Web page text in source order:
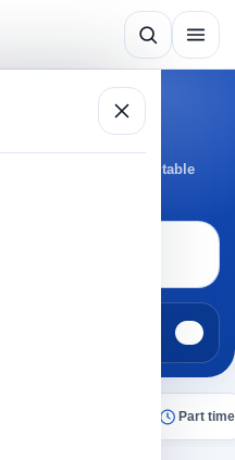
and roles to reach suitable
Part time